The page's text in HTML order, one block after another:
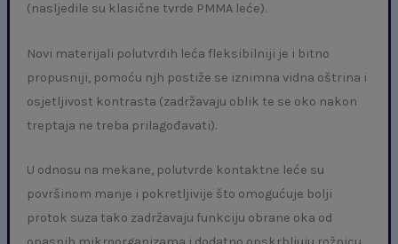
(nasljedile su klasične tvrde PMMA leće).
Novi materijali polutvrdih leća fleksibilniji je i bitno
propusniji, pomoću njh postiže se iznimna vidna oštrina i
osjetljivost kontrasta (zadržavaju oblik te se oko nakon
treptaja ne treba prilagođavati).
U odnosu na mekane, polutvrde kontaktne leće su
površinom manje i pokretljivije što omogućuje bolji
protok suza tako zadržavaju funkciju obrane oka od